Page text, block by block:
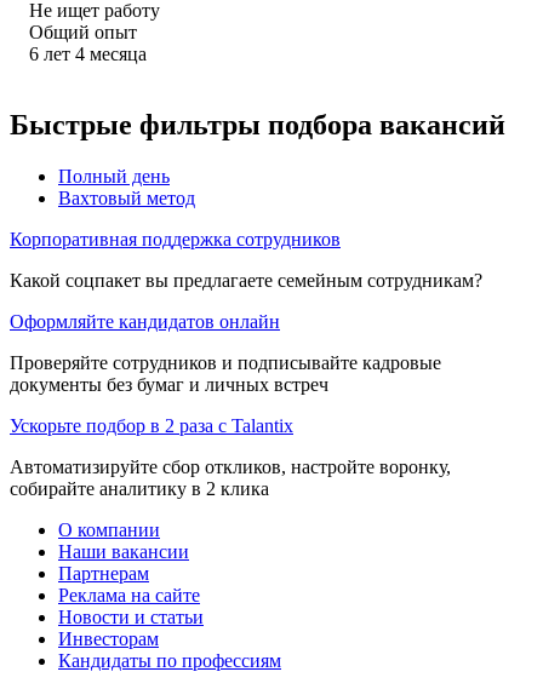
Не ищет работу
Общий опыт
6 лет 4 месяца
Быстрые фильтры подбора вакансий
Полный день
Вахтовый метод
Корпоративная поддержка сотрудников
Какой соцпакет вы предлагаете семейным сотрудникам?
Оформляйте кандидатов онлайн
Проверяйте сотрудников и подписывайте кадровые
документы без бумаг и личных встреч
Ускорьте подбор в 2 раза с Talantix
Автоматизируйте сбор откликов, настройте воронку,
собирайте аналитику в 2 клика
О компании
Наши вакансии
Партнерам
Реклама на сайте
Новости и статьи
Инвесторам
Кандидаты по профессиям